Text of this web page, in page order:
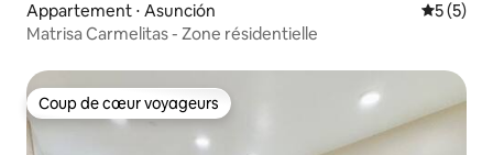
Appartement ⋅ Asunción
5 (5)
Matrisa Carmelitas - Zone résidentielle
Coup de cœur voyageurs
Coup de cœur voyageurs